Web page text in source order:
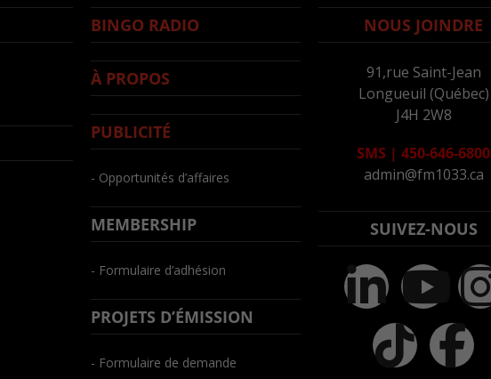
BINGO RADIO
À PROPOS
PUBLICITÉ
- Opportunités d’affaires
MEMBERSHIP
- Formulaire d’adhésion
PROJETS D’ÉMISSION
- Formulaire de demande
NOUS JOINDRE
91,rue Saint-Jean
Longueuil (Québec)
J4H 2W8
SMS | 450-646-6800
admin@fm1033.ca
SUIVEZ-NOUS